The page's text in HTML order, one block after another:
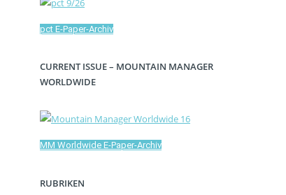
pct E-Paper-Archiv
CURRENT ISSUE – MOUNTAIN MANAGER
WORLDWIDE
MM Worldwide E-Paper-Archiv
RUBRIKEN